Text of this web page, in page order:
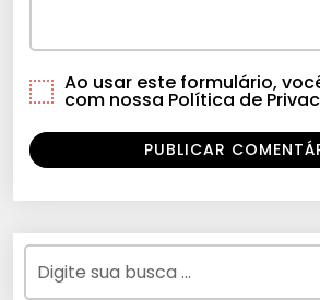
Ao usar este formulário,
com nossa Política de